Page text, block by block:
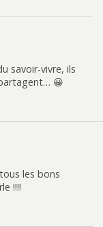
savoir-vivre, ils
😀
les bons
!!!!